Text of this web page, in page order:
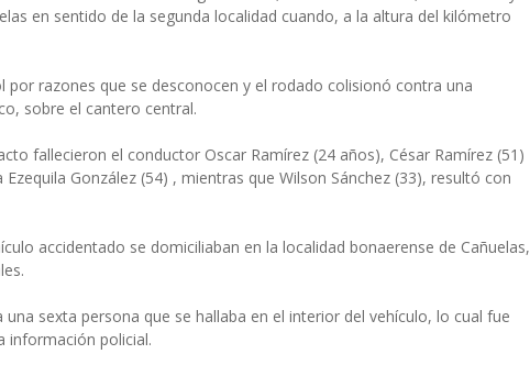
en sentido de la segunda localidad cuando, a la altura del kilómetro
por razones que se desconocen y el rodado colisionó contra una
sobre el cantero central.
fallecieron el conductor Oscar Ramírez (24 años), César Ramírez (51)
Ezequila González (54) , mientras que Wilson Sánchez (33), resultó con
accidentado se domiciliaban en la localidad bonaerense de Cañuelas,
sexta persona que se hallaba en el interior del vehículo, lo cual fue
información policial.